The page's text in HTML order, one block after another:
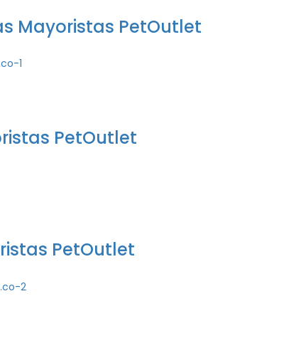
Mayoristas PetOutlet
PetOutlet
PetOutlet